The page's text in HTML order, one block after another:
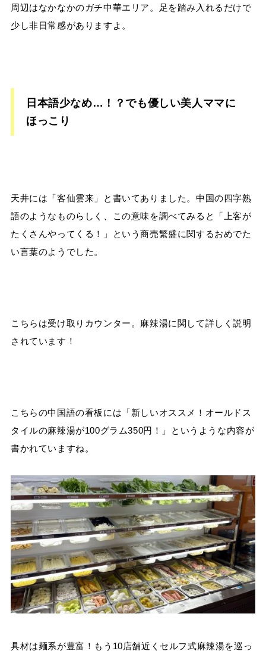
周辺はなかなかのガチ中華エリア。足を踏み入れるだけで
少し非日常感がありますよ。
日本語少なめ…！？でも優しい美人ママに
ほっこり
天井には「客仙雲来」と書いてありました。中国の四字熟
語のようなものらしく、この意味を調べてみると「上客が
たくさんやってくる！」という商売繁盛に関するおめでた
い言葉のようでした。
こちらは受け取りカウンター。麻辣湯に関して詳しく説明
されています！
こちらの中国語の看板には「新しいオススメ！オールドス
タイルの麻辣湯が100グラム350円！」というような内容が
書かれていますね。
具材は麺系が豊富！もう10店舗近くセルフ式麻辣湯を巡っ